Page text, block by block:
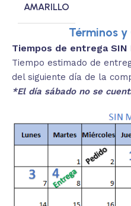
AMARILLO
Términos
Tiempos de entrega SIN
Tiempo estimado de
del siguiente día de la
*El día sábado no se